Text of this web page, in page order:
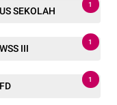
SEKOLAH
1
III
1
1